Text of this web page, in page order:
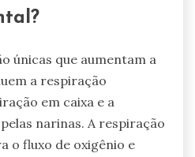
únicas que aumentam a
a respiração
em caixa e a
narinas. A respiração
o fluxo de oxigênio e